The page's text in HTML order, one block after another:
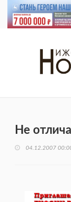
Не
04.12.2007